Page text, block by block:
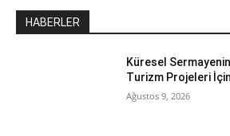
HABERLER
Küresel
Turizm Projeleri
Ağustos 9, 2026